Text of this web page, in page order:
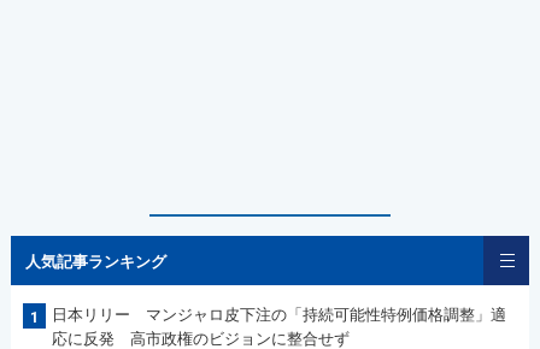
人気記事ランキング
1
日本リリー マンジャロ皮下注の「持続可能性特例価格調整」適
応に反発 高市政権のビジョンに整合せず